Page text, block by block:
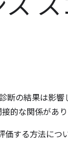
ス
断の結果は影響
的な関係があり
価する方法につ